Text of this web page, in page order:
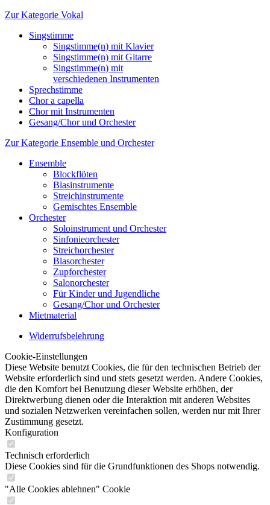
Zur Kategorie Vokal
Singstimme
Singstimme(n) mit Klavier
Singstimme(n) mit Gitarre
Singstimme(n) mit
verschiedenen Instrumenten
Sprechstimme
Chor a capella
Chor mit Instrumenten
Gesang/Chor und Orchester
Zur Kategorie Ensemble und Orchester
Ensemble
Blockflöten
Blasinstrumente
Streichinstrumente
Gemischtes Ensemble
Orchester
Soloinstrument und Orchester
Sinfonieorchester
Streichorchester
Blasorchester
Zupforchester
Salonorchester
Für Kinder und Jugendliche
Gesang/Chor und Orchester
Mietmaterial
Widerrufsbelehrung
Cookie-Einstellungen
Diese Website benutzt Cookies, die für den technischen Betrieb der
Website erforderlich sind und stets gesetzt werden. Andere Cookies,
die den Komfort bei Benutzung dieser Website erhöhen, der
Direktwerbung dienen oder die Interaktion mit anderen Websites
und sozialen Netzwerken vereinfachen sollen, werden nur mit Ihrer
Zustimmung gesetzt.
Konfiguration
Technisch erforderlich
Diese Cookies sind für die Grundfunktionen des Shops notwendig.
"Alle Cookies ablehnen" Cookie